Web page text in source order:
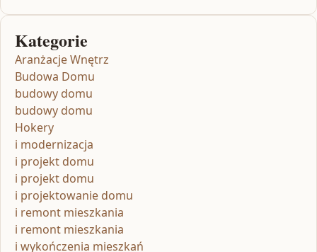
Kategorie
Aranżacje Wnętrz
Budowa Domu
budowy domu
budowy domu
Hokery
i modernizacja
i projekt domu
i projekt domu
i projektowanie domu
i remont mieszkania
i remont mieszkania
i wykończenia mieszkań